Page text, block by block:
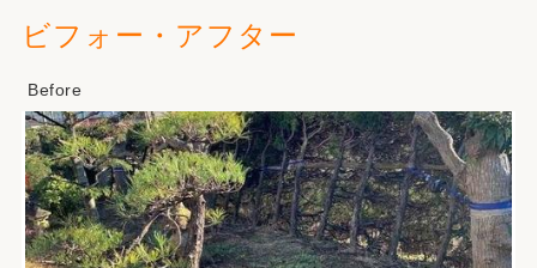
ビフォー・アフター